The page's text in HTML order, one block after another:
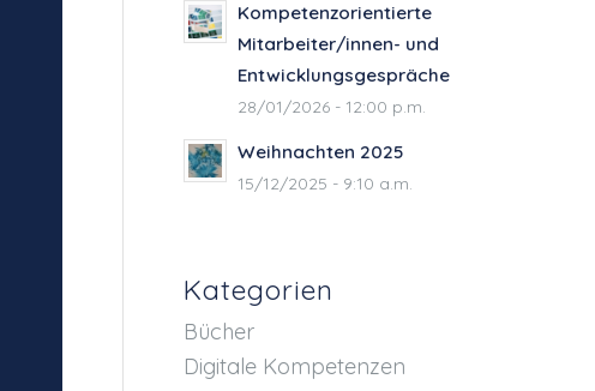
Kompetenzorientierte
Mitarbeiter/innen- und
Entwicklungsgespräche
28/01/2026 - 12:00 p.m.
Weihnachten 2025
15/12/2025 - 9:10 a.m.
Kategorien
Bücher
Digitale Kompetenzen